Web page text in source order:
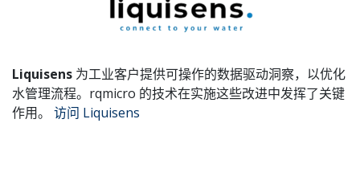
Liquisens 为工业客户提供可操作的数据驱动洞察，以优化
水管理流程。rqmicro 的技术在实施这些改进中发挥了关键
作用。 访问 Liquisens